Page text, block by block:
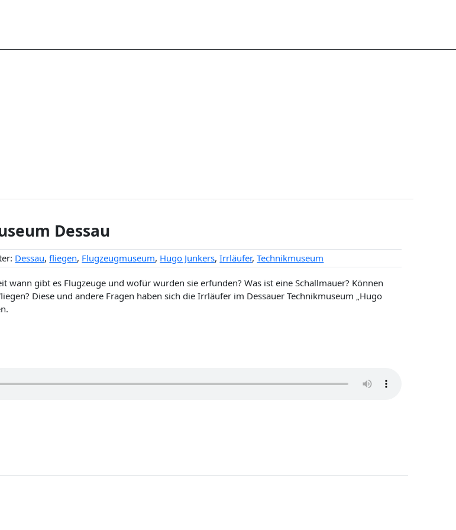
Dessau
Dessau,fliegen, Flugzeugmuseum, Hugo Junkers,Irrläufer,Technikmuseum
wann gibt es Flugzeuge und wofür wurden sie erfunden? Was ist eine Schallmauer? Können
Diese und andere Fragen haben sich die Irrläufer im Dessauer Technikmuseum „Hugo